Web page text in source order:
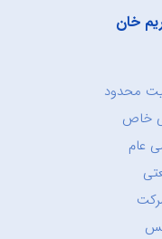
خان
محدود
خاص
عام